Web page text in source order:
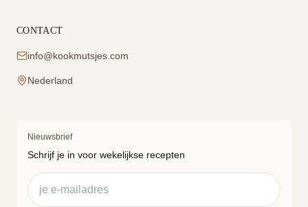
CONTACT
info@kookmutsjes.com
Nederland
Nieuwsbrief
Schrijf je in voor wekelijkse recepten